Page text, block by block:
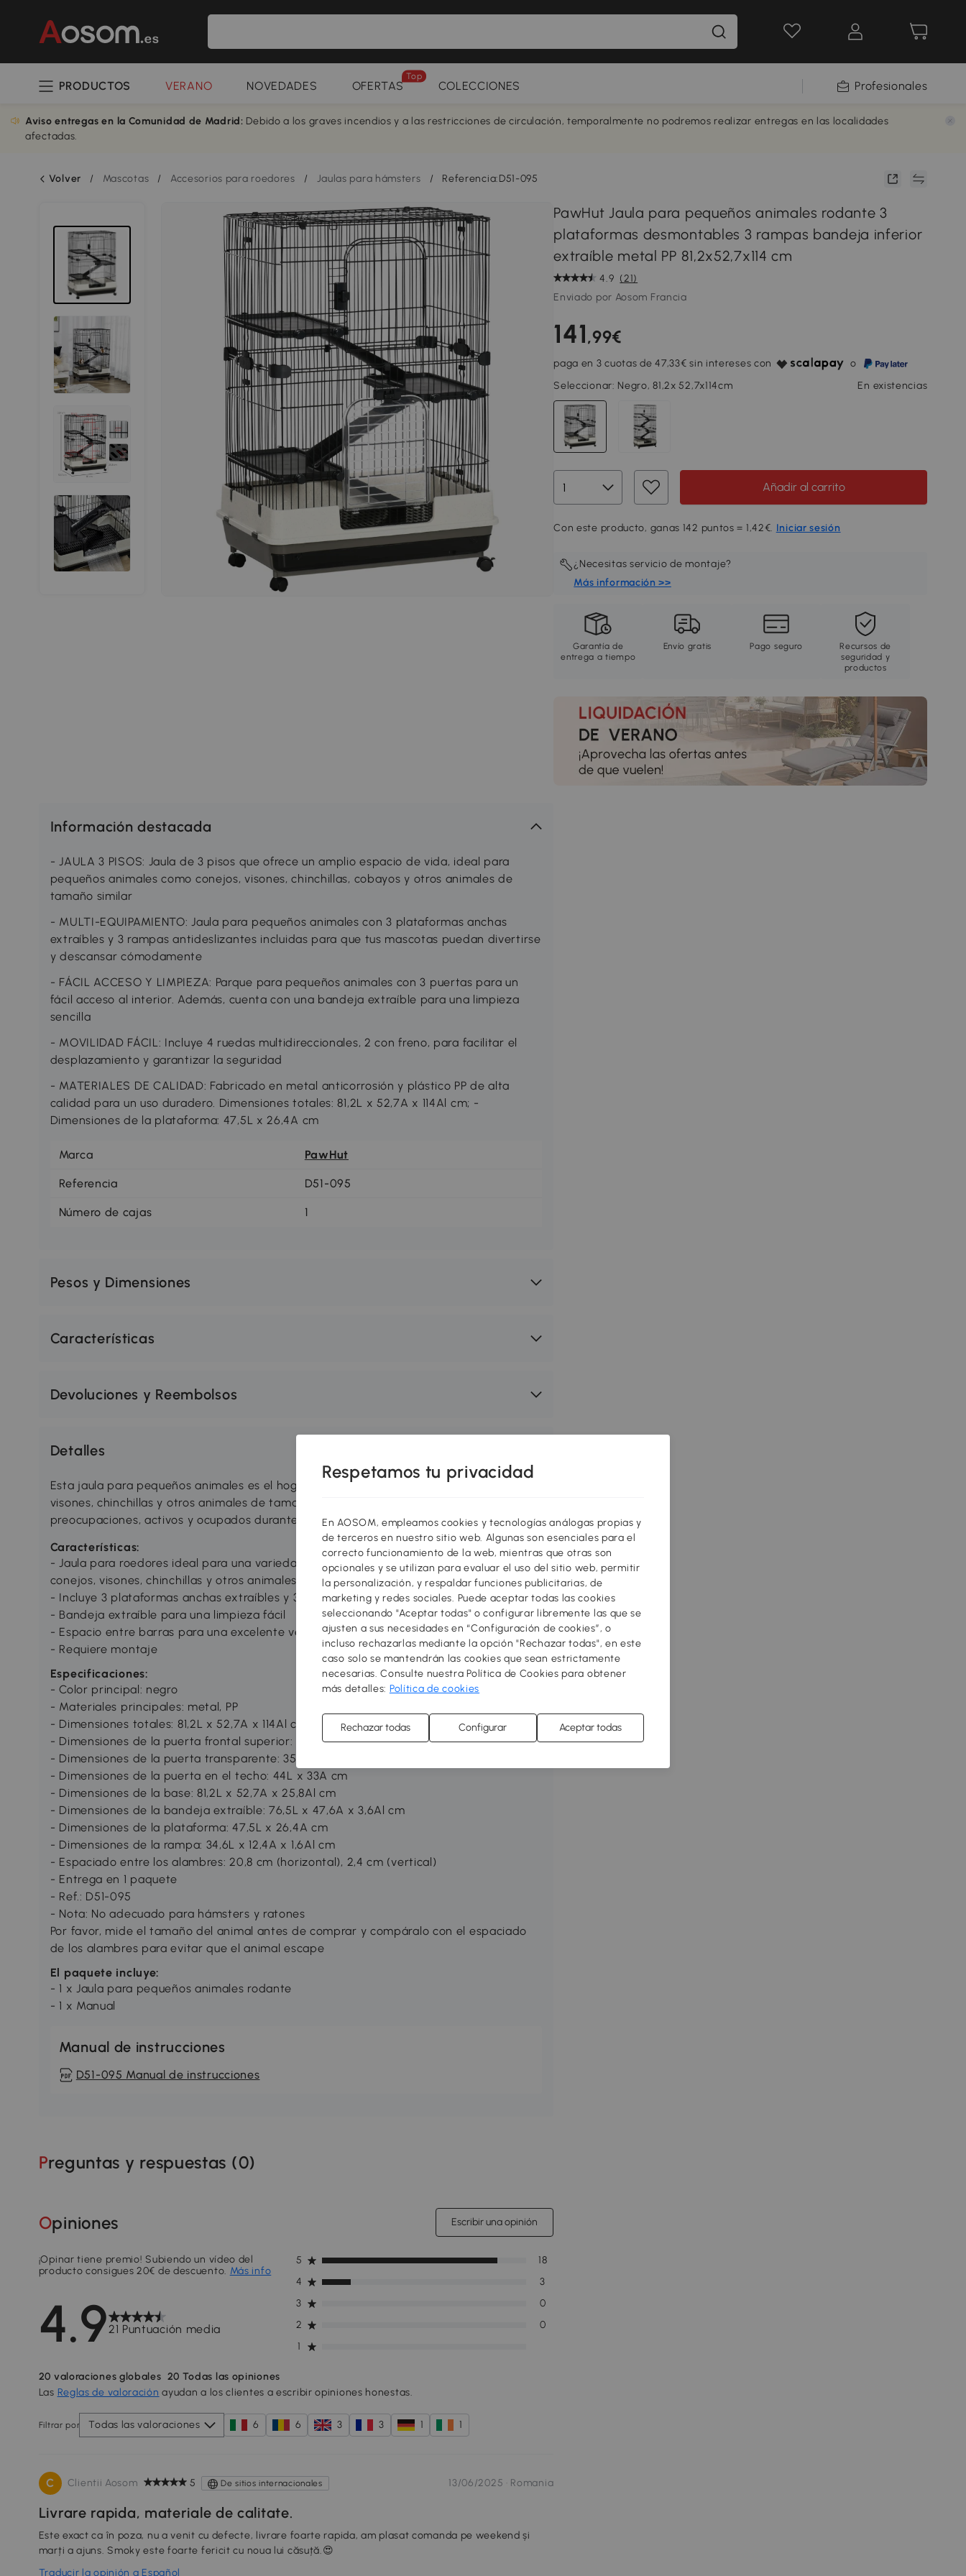
PRODUCTOS VERANO NOVEDADES OFERTAS
Top
COLECCIONES Profesionales
Aviso entregas en la Comunidad de Madrid: Debido a los graves incendios y a las restricciones de circulación, temporalmente no podremos realizar entregas en las localidades
afectadas.
Volver / Mascotas / Accesorios para roedores / Jaulas para hámsters / Referencia:D51-095
PawHut Jaula para pequeños animales rodante 3
plataformas desmontables 3 rampas bandeja inferior
extraíble metal PP 81,2x52,7x114 cm
4.9 (21)
Enviado por Aosom Francia
141,99€
paga en 3 cuotas de 47,33€ sin intereses con
o
Seleccionar: Negro, 81,2x 52,7x114cm En existencias
Añadir al carrito
Con este producto, ganas 142 puntos = 1,42€. Iniciar sesión
¿Necesitas servicio de montaje?
Más información >>
Garantía de
entrega a tiempo
Envío gratis Pago seguro
Recursos de
seguridad y
productos
Información destacada
- JAULA 3 PISOS: Jaula de 3 pisos que ofrece un amplio espacio de vida, ideal para
pequeños animales como conejos, visones, chinchillas, cobayos y otros animales de
tamaño similar
- MULTI-EQUIPAMIENTO: Jaula para pequeños animales con 3 plataformas anchas
extraíbles y 3 rampas antideslizantes incluidas para que tus mascotas puedan divertirse
y descansar cómodamente
- FÁCIL ACCESO Y LIMPIEZA: Parque para pequeños animales con 3 puertas para un
fácil acceso al interior. Además, cuenta con una bandeja extraíble para una limpieza
sencilla
- MOVILIDAD FÁCIL: Incluye 4 ruedas multidireccionales, 2 con freno, para facilitar el
desplazamiento y garantizar la seguridad
- MATERIALES DE CALIDAD: Fabricado en metal anticorrosión y plástico PP de alta
calidad para un uso duradero. Dimensiones totales: 81,2L x 52,7A x 114Al cm; -
Dimensiones de la plataforma: 47,5L x 26,4A cm
Marca PawHut
Referencia D51-095
Número de cajas 1
Pesos y Dimensiones
Características
Devoluciones y Reembolsos
Detalles
Esta jaula para pequeños animales es el hogar perfecto para animales como conejos,
visones, chinchillas y otros animales de tamaño similar. Mantenlos seguros, libres de
preocupaciones, activos y ocupados durante mucho tiempo con sentido.
Características:
- Jaula para roedores ideal para una variedad de pequeños animales, incluyendo
conejos, visones, chinchillas y otros animales de tamaño similar
- Incluye 3 plataformas anchas extraíbles y 3 rampas antideslizantes
- Bandeja extraíble para una limpieza fácil
- Espacio entre barras para una excelente ventilación
- Requiere montaje
Especificaciones:
- Color principal: negro
- Materiales principales: metal, PP
- Dimensiones totales: 81,2L x 52,7A x 114Al cm
- Dimensiones de la puerta frontal superior: 33A x 28Al cm
- Dimensiones de la puerta transparente: 35L x 30Al cm
- Dimensiones de la puerta en el techo: 44L x 33A cm
- Dimensiones de la base: 81,2L x 52,7A x 25,8Al cm
- Dimensiones de la bandeja extraíble: 76,5L x 47,6A x 3,6Al cm
- Dimensiones de la plataforma: 47,5L x 26,4A cm
- Dimensiones de la rampa: 34,6L x 12,4A x 1,6Al cm
- Espaciado entre los alambres: 20,8 cm (horizontal), 2,4 cm (vertical)
- Entrega en 1 paquete
- Ref.: D51-095
- Nota: No adecuado para hámsters y ratones
Por favor, mide el tamaño del animal antes de comprar y compáralo con el espaciado
de los alambres para evitar que el animal escape
El paquete incluye:
- 1 x Jaula para pequeños animales rodante
- 1 x Manual
Manual de instrucciones
D51-095 Manual de instrucciones
Preguntas y respuestas (0)
Opiniones Escribir una opinión
4.921 Puntuación media
¡Opinar tiene premio! Subiendo un vídeo del
producto consigues 20€ de descuento. Más info
1
2 0
3 0
4 3
5 18
20 valoraciones globales 20 Todas las opiniones
Las Reglas de valoración ayudan a los clientes a escribir opiniones honestas.
Filtrar por Todas las valoraciones 6 6 3 3 1 1
C Clientii Aosom 5 De sitios internacionales 13/06/2025 · Romania
Livrare rapida, materiale de calitate.
Este exact ca în poza, nu a venit cu defecte, livrare foarte rapida, am plasat comanda pe weekend și
marți a ajuns. Smoky este foarte fericit cu noua lui căsuță.😍
Traducir la opinión a Español
Respetamos tu privacidad
En AOSOM, empleamos cookies y tecnologías análogas propias y
de terceros en nuestro sitio web. Algunas son esenciales para el
correcto funcionamiento de la web, mientras que otras son
opcionales y se utilizan para evaluar el uso del sitio web, permitir
la personalización, y respaldar funciones publicitarias, de
marketing y redes sociales. Puede aceptar todas las cookies
seleccionando "Aceptar todas" o configurar libremente las que se
ajusten a sus necesidades en “Configuración de cookies”, o
incluso rechazarlas mediante la opción "Rechazar todas", en este
caso solo se mantendrán las cookies que sean estrictamente
necesarias. Consulte nuestra Política de Cookies para obtener
más detalles: Política de cookies
Rechazar todas Configurar Aceptar todas